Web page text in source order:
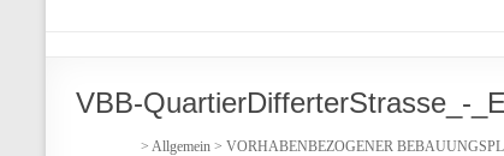
VBB-QuartierDifferterStrasse_-
> Allgemein > VORHABENBEZOGENER